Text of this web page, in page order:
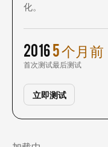
化。
2016
首次测试
5 个月前
最后测试
立即测试